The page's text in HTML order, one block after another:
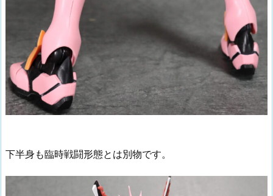
下半身も臨時戦闘形態とは別物です。